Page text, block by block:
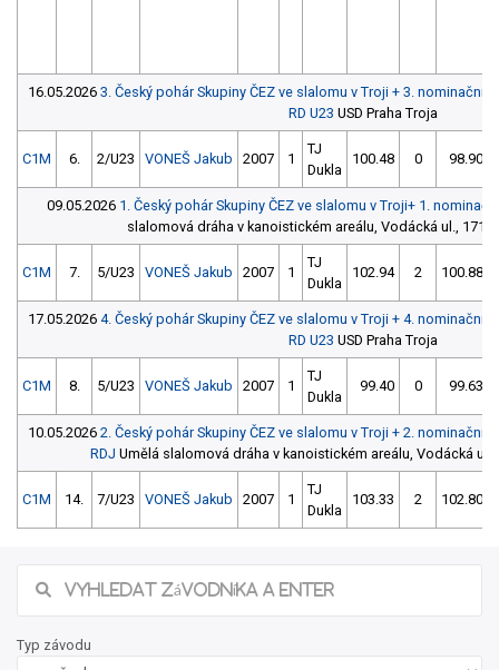
16.05.2026 3. Český pohár Skupiny ČEZ ve slalomu v Troji + 3. nominační
RD U23 USD Praha Troja
C1M 6. 2/U23 VONEŠ Jakub 2007 1
TJ
Dukla
100.48 0 98.90
09.05.2026 1. Český pohár Skupiny ČEZ ve slalomu v Troji+ 1.
slalomová dráha v kanoistickém areálu, Vodácká ul., 171
C1M 7. 5/U23 VONEŠ Jakub 2007 1
TJ
Dukla
102.94 2 100.88
17.05.2026 4. Český pohár Skupiny ČEZ ve slalomu v Troji + 4. nominační
RD U23 USD Praha Troja
C1M 8. 5/U23 VONEŠ Jakub 2007 1
TJ
Dukla
99.40 0 99.63
10.05.2026 2. Český pohár Skupiny ČEZ ve slalomu v Troji + 2. nominační
RDJ Umělá slalomová dráha v kanoistickém areálu, Vodácká ul.,
C1M 14. 7/U23 VONEŠ Jakub 2007 1
TJ
Dukla
103.33 2 102.80
Typ závodu